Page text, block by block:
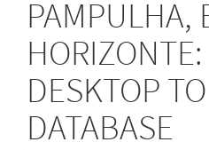
PAMPULHA,
DESKTOP
DATABASE